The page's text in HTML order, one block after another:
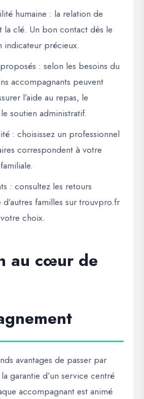
humaine : la relation de
la clé. Un bon contact dès le
indicateur précieux.
: selon les besoins du
accompagnants peuvent
l’aide au repas, le
soutien administratif.
: choisissez un professionnel
correspondent à votre
: consultez les retours
familles surtrouvpro.fr
choix.
au cœur de
avantages de passer par
garantie d’un service centré
accompagnant est animé